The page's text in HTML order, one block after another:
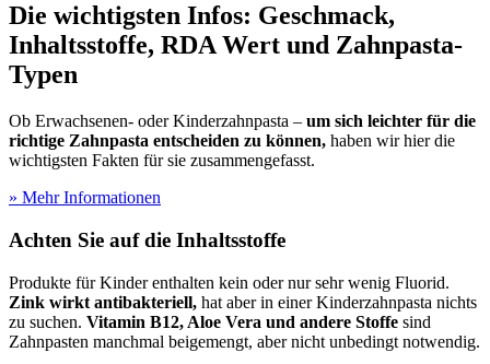
Die wichtigsten Infos: Geschmack,
Inhaltsstoffe, RDA Wert und Zahnpasta-
Typen
Ob Erwachsenen- oder Kinderzahnpasta – um sich leichter für die
richtige Zahnpasta entscheiden zu können, haben wir hier die
wichtigsten Fakten für sie zusammengefasst.
» Mehr Informationen
Achten Sie auf die Inhaltsstoffe
Produkte für Kinder enthalten kein oder nur sehr wenig Fluorid.
Zink wirkt antibakteriell, hat aber in einer Kinderzahnpasta nichts
zu suchen. Vitamin B12, Aloe Vera und andere Stoffe sind
Zahnpasten manchmal beigemengt, aber nicht unbedingt notwendig.